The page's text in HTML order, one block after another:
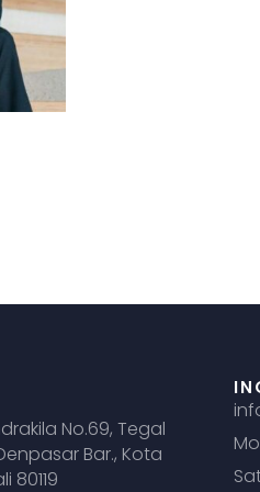
No.69, Tegal
Bar., Kota
80119